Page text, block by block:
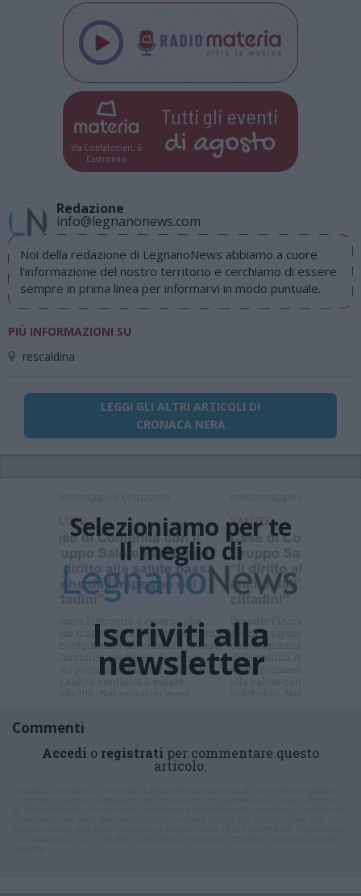
Via Confalonieri, 5
Castronno
Tutti gli eventi
di agosto
Redazione
info@legnanonews.com
Noi della redazione di LegnanoNews abbiamo a cuore
l'informazione del nostro territorio e cerchiamo di essere
sempre in prima linea per informarvi in modo puntuale.
PIÙ INFORMAZIONI SU
rescaldina
LEGGI GLI ALTRI ARTICOLI DI
CRONACA NERA
Commenti
Accedi o registrati per commentare questo
articolo.